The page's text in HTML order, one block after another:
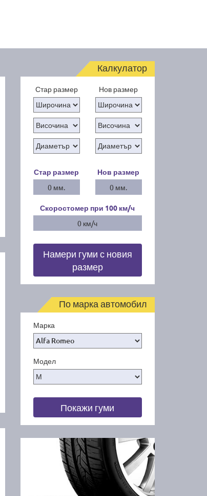
Калкулатор
Стар размер Нов размер
Стар размер
0 мм.
Нов размер
0 мм.
Скоростомер при 100 км/ч
0 км/ч
Намери гуми с новия
размер
По марка автомобил
Марка
Модел
Покажи гуми